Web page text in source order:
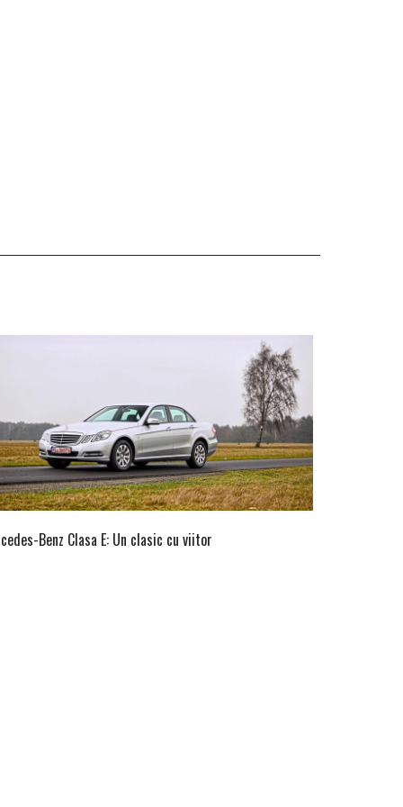
Benz Clasa E: Un clasic cu viitor